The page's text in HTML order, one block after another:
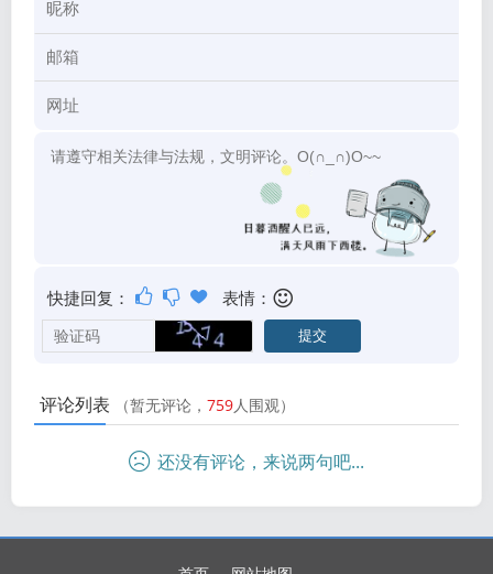
快捷回复： 表情：
评论列表 （暂无评论， 759人围观）
还没有评论，来说两句吧...